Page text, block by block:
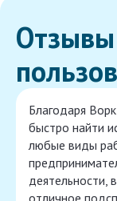
Благодаря
быстро найти
любые виды
деятельности,